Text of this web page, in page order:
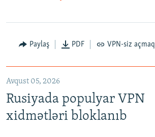
Paylaş PDF VPN-siz açmaq
Avqust 05, 2026
Rusiyada populyar VPN
xidmətləri bloklanıb